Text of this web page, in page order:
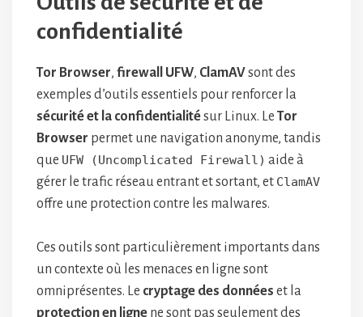
confidentialité
Tor Browser, firewall UFW, ClamAVsont des
exemples d’outils essentiels pour renforcer la
sécurité et la confidentialitésur Linux. Le Tor
Browser permet une navigation anonyme, tandis
que UFW (Uncomplicated Firewall) aide à
gérer le trafic réseau entrant et sortant, et ClamAV
offre une protection contre les malwares.
Ces outils sont particulièrement importants dans
un contexte où les menaces en ligne sont
omniprésentes. Le cryptage des données et la
protection en ligne ne sont pas seulement des